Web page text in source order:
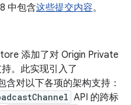
中包含这些提交内容。
添加了对 Origin Private
。此实现引入了
含对以下各项的架构支持：
API 的跨标